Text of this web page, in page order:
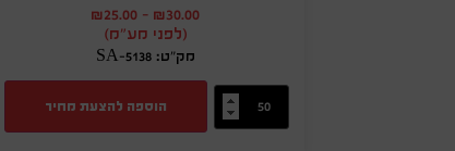
₪30.00
-
₪25.00
(לפני מע"מ)
מק"ט: SA-5138
הוספה להצעת מחיר